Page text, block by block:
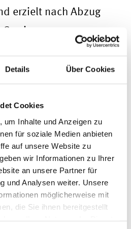
Details Über Cookies
Cookies
um Inhalte und Anzeigen zu
für soziale Medien anbieten
auf unsere Website zu
wir Informationen zu Ihrer
an unsere Partner für
und Analysen weiter. Unsere
möglicherweise mit
die Sie ihnen bereitgestellt
erzielt nach Abzug
von 140.000
haben
betragen. Daher
in Höhe
Jahr geltend
muss Person X
versteuern. Da die
ledige Person über
liegen, beträgt die
Prozent.
muss Person X dem